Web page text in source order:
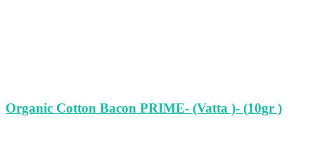
Organic Cotton Bacon PRIME- (Vatta )- (10gr )